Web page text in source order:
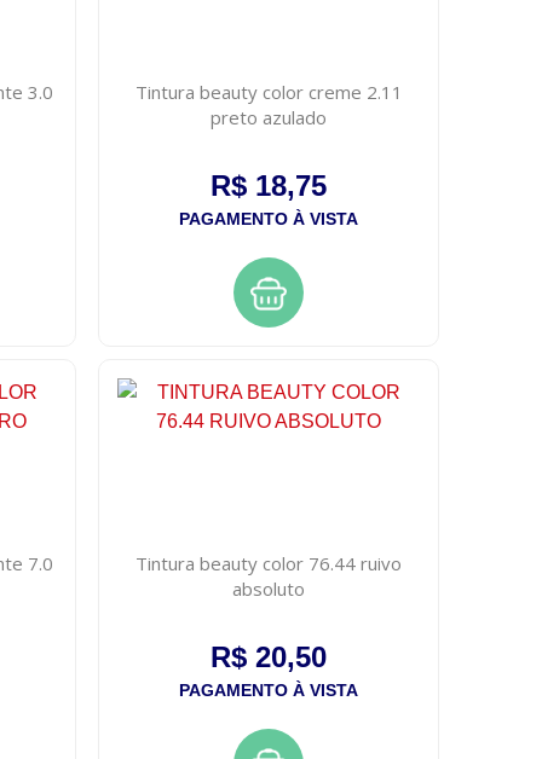
3.0
Tintura beauty color creme 2.11
preto azulado
R$ 18,75
PAGAMENTO À VISTA
7.0
Tintura beauty color 76.44 ruivo
absoluto
R$ 20,50
PAGAMENTO À VISTA